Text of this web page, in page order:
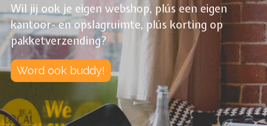
Wil jij ook je eigen webshop, plús een eigen
kantoor- en opslagruimte, plús korting op
pakketverzending?
Word ook buddy!